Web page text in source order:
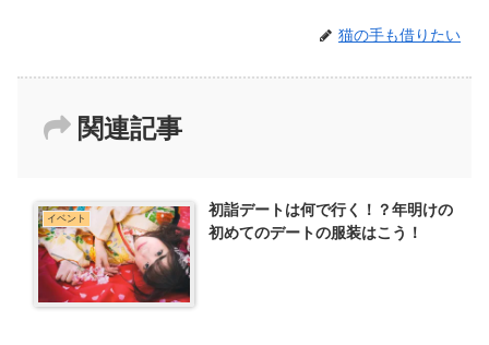
猫の手も借りたい
関連記事
イベント
初詣デートは何で行く！？年明けの
初めてのデートの服装はこう！